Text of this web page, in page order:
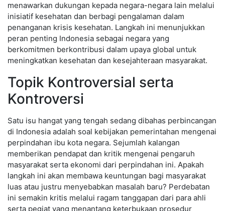
menawarkan dukungan kepada negara-negara lain melalui
inisiatif kesehatan dan berbagi pengalaman dalam
penanganan krisis kesehatan. Langkah ini menunjukkan
peran penting Indonesia sebagai negara yang
berkomitmen berkontribusi dalam upaya global untuk
meningkatkan kesehatan dan kesejahteraan masyarakat.
Topik Kontroversial serta
Kontroversi
Satu isu hangat yang tengah sedang dibahas perbincangan
di Indonesia adalah soal kebijakan pemerintahan mengenai
perpindahan ibu kota negara. Sejumlah kalangan
memberikan pendapat dan kritik mengenai pengaruh
masyarakat serta ekonomi dari perpindahan ini. Apakah
langkah ini akan membawa keuntungan bagi masyarakat
luas atau justru menyebabkan masalah baru? Perdebatan
ini semakin kritis melalui ragam tanggapan dari para ahli
serta pegiat yang menantang keterbukaan prosedur